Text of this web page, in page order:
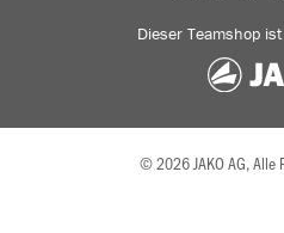
Dieser Teamshop
© 2026 JAKO AG, Alle